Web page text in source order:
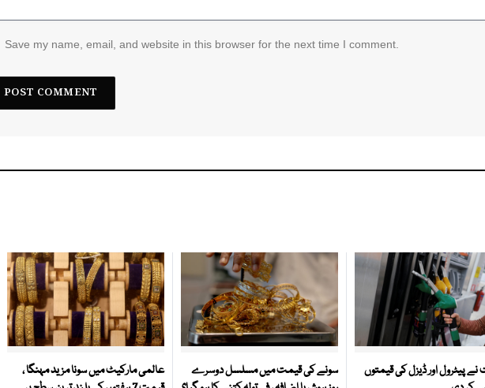
Save my name, email, and website in this browser for the next time I comment.
پیٹرول اور ڈیزل کی قیمتوں
سونے کی قیمت میں مسلسل دوسرے
عالمی مارکیٹ میں سونا مزید مہنگا ،